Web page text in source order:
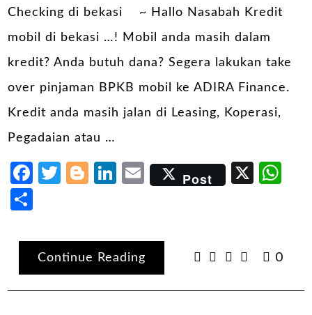
Checking di bekasi ~ Hallo Nasabah Kredit
mobil di bekasi …! Mobil anda masih dalam
kredit? Anda butuh dana? Segera lakukan take
over pinjaman BPKB mobil ke ADIRA Finance.
Kredit anda masih jalan di Leasing, Koperasi,
Pegadaian atau …
Facebook
Twitter
Blogger
LinkedIn
Email
Post X
Continue Reading 0